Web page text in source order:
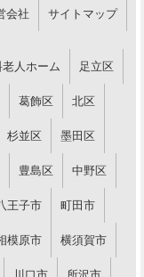
会社 サイトマップ
人ホーム 足立区
葛飾区 北区
杉並区 墨田区
豊島区 中野区
王子市 町田市
模原市 横須賀市